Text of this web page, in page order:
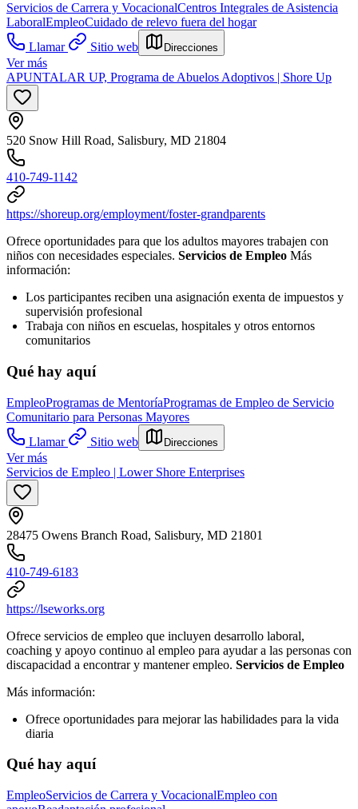
Servicios de Carrera y VocacionalCentros Integrales de Asistencia
LaboralEmpleoCuidado de relevo fuera del hogar
Llamar
Sitio web Direcciones
Ver más
APUNTALAR UP, Programa de Abuelos Adoptivos | Shore Up
520 Snow Hill Road, Salisbury, MD 21804
410-749-1142
https://shoreup.org/employment/foster-grandparents
Ofrece oportunidades para que los adultos mayores trabajen con
niños con necesidades especiales. Servicios de Empleo Más
información:
Los participantes reciben una asignación exenta de impuestos y
supervisión profesional
Trabaja con niños en escuelas, hospitales y otros entornos
comunitarios
Qué hay aquí
EmpleoProgramas de MentoríaProgramas de Empleo de Servicio
Comunitario para Personas Mayores
Llamar
Sitio web Direcciones
Ver más
Servicios de Empleo | Lower Shore Enterprises
28475 Owens Branch Road, Salisbury, MD 21801
410-749-6183
https://lseworks.org
Ofrece servicios de empleo que incluyen desarrollo laboral,
coaching y apoyo continuo al empleo para ayudar a las personas con
discapacidad a encontrar y mantener empleo. Servicios de Empleo
Más información:
Ofrece oportunidades para mejorar las habilidades para la vida
diaria
Qué hay aquí
EmpleoServicios de Carrera y VocacionalEmpleo con